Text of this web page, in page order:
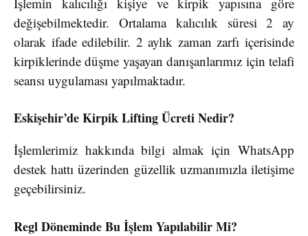
değişebilmektedir. Ortalama kalıcılık süresi 2 ay
olarak ifade edilebilir. 2 aylık zaman zarfı içerisinde
kirpiklerinde düşme yaşayan danışanlarımız için telafi
seansı uygulaması yapılmaktadır.
Eskişehir’de Kirpik Lifting Ücreti Nedir?
İşlemlerimiz hakkında bilgi almak için WhatsApp
destek hattı üzerinden güzellik uzmanımızla iletişime
geçebilirsiniz.
Regl Döneminde Bu İşlem Yapılabilir Mi?